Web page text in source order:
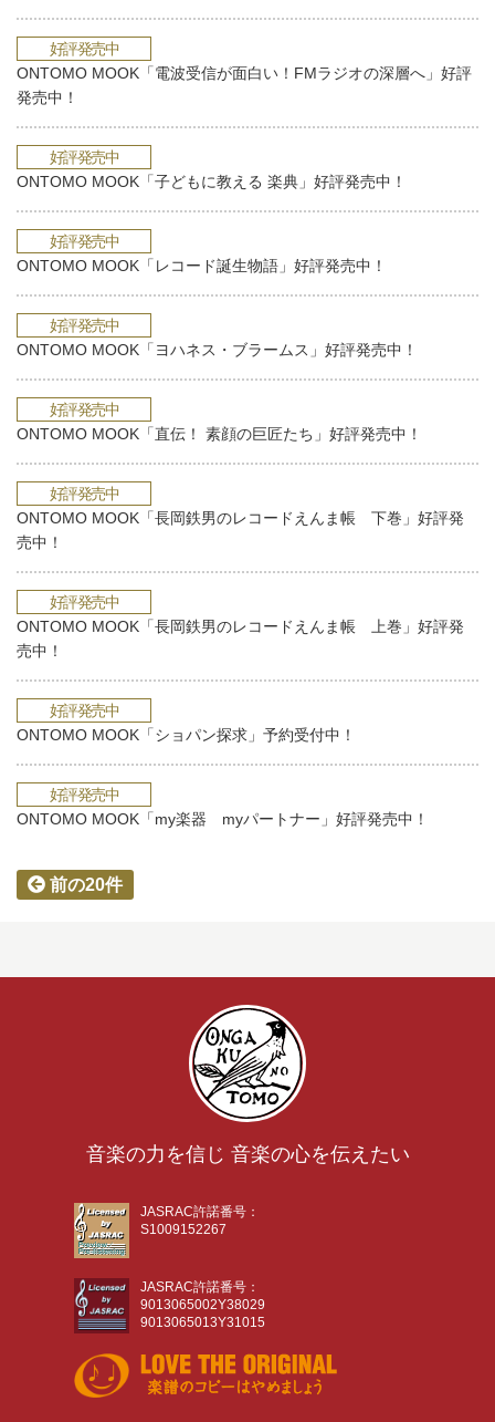
好評発売中
ONTOMO MOOK「電波受信が面白い！FMラジオの深層へ」好評
発売中！
好評発売中
ONTOMO MOOK「子どもに教える 楽典」好評発売中！
好評発売中
ONTOMO MOOK「レコード誕生物語」好評発売中！
好評発売中
ONTOMO MOOK「ヨハネス・ブラームス」好評発売中！
好評発売中
ONTOMO MOOK「直伝！ 素顔の巨匠たち」好評発売中！
好評発売中
ONTOMO MOOK「長岡鉄男のレコードえんま帳 下巻」好評発
売中！
好評発売中
ONTOMO MOOK「長岡鉄男のレコードえんま帳 上巻」好評発
売中！
好評発売中
ONTOMO MOOK「ショパン探求」予約受付中！
好評発売中
ONTOMO MOOK「my楽器 myパートナー」好評発売中！
前の20件
音楽の力を信じ 音楽の心を伝えたい
JASRAC許諾番号：
S1009152267
JASRAC許諾番号：
9013065002Y38029
9013065013Y31015